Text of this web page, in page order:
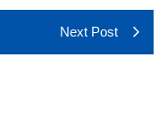
Next Post